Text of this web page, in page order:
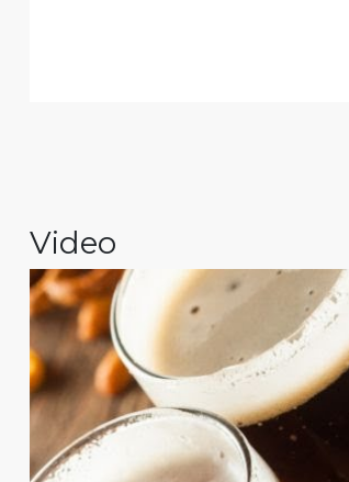
Video